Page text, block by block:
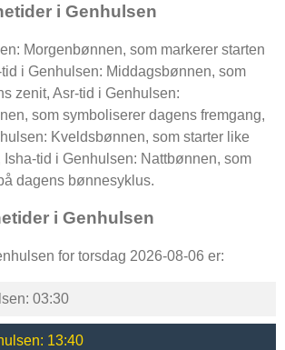
i Genhulsen
Morgenbønnen, som markerer starten
i Genhulsen: Middagsbønnen, som
zenit, Asr-tid i Genhulsen:
som symboliserer dagens fremgang,
Kveldsbønnen, som starter like
tid i Genhulsen: Nattbønnen, som
dagens bønnesyklus.
i Genhulsen
for torsdag 2026-08-06 er:
03:30
13:40